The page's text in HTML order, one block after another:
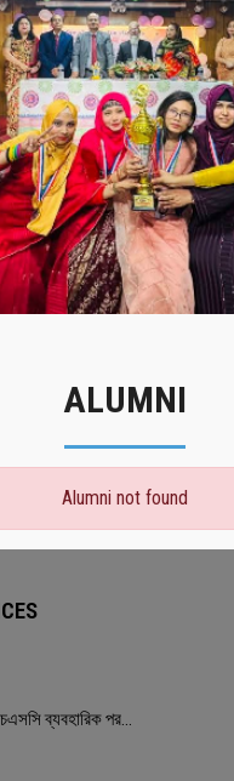
গৌরবের মুহূর্ত
গৌরবের মুহূর্ত
ALUMNI
Alumni not found
ব্যবহারিক পর...